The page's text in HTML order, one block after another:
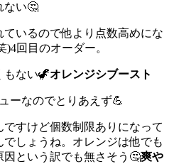
ない🤔
いるので他より点数高めにな
)4回目のオーダー。
もない🦖オレンジシブースト
ーなのでとりあえず💪
すけど個数制限ありになって
しょうね。オレンジは他でも
という訳でも無さそう🤔爽や